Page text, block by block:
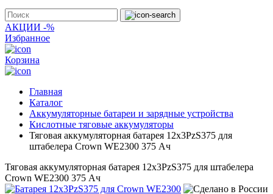
АКЦИИ -%
Избранное
Корзина
Главная
Каталог
Аккумуляторные батареи и зарядные устройства
Кислотные тяговые аккумуляторы
Тяговая аккумуляторная батарея 12х3PzS375 для
штабелера Crown WE2300 375 Ач
Тяговая аккумуляторная батарея 12х3PzS375 для штабелера
Crown WE2300 375 Ач